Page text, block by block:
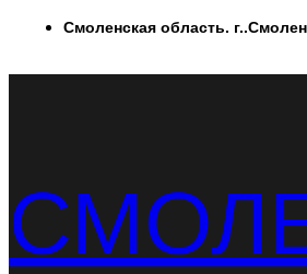
ПерейтиСмоленская область.